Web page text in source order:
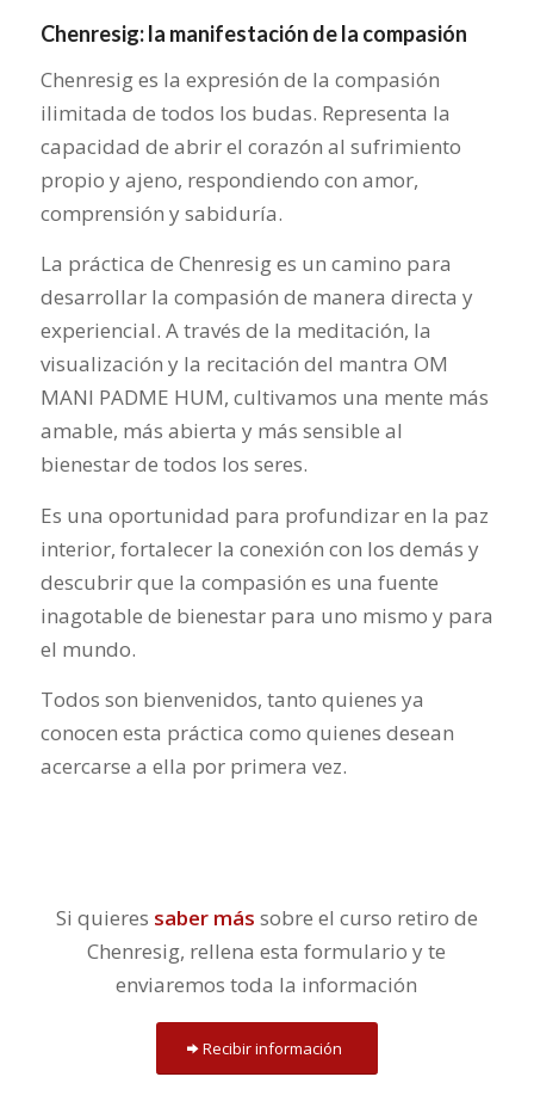
Chenresig: la manifestación de la compasión
Chenresig es la expresión de la compasión
ilimitada de todos los budas. Representa la
capacidad de abrir el corazón al sufrimiento
propio y ajeno, respondiendo con amor,
comprensión y sabiduría.
La práctica de Chenresig es un camino para
desarrollar la compasión de manera directa y
experiencial. A través de la meditación, la
visualización y la recitación del mantra OM
MANI PADME HUM, cultivamos una mente más
amable, más abierta y más sensible al
bienestar de todos los seres.
Es una oportunidad para profundizar en la paz
interior, fortalecer la conexión con los demás y
descubrir que la compasión es una fuente
inagotable de bienestar para uno mismo y para
el mundo.
Todos son bienvenidos, tanto quienes ya
conocen esta práctica como quienes desean
acercarse a ella por primera vez.
Si quieres saber más sobre el curso retiro de
Chenresig, rellena esta formulario y te
enviaremos toda la información
Recibir información